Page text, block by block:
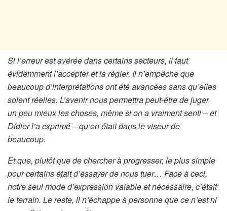
Si l’erreur est avérée dans certains secteurs, il faut
évidemment l’accepter et la régler. Il n’empêche que
beaucoup d’interprétations ont été avancées sans qu’elles
soient réelles. L’avenir nous permettra peut-être de juger
un peu mieux les choses, même si on a vraiment senti – et
Didier l’a exprimé – qu’on était dans le viseur de
beaucoup.
Et que, plutôt que de chercher à progresser, le plus simple
pour certains était d’essayer de nous tuer… Face à ceci,
notre seul mode d’expression valable et nécessaire, c’était
le terrain. Le reste, il n’échappe à personne que ce n’est ni